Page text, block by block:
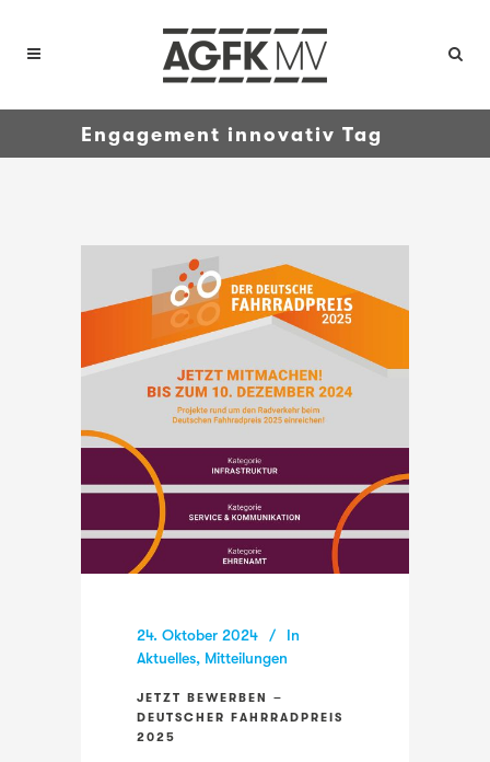
Engagement innovativ Tag
24. Oktober 2024
In
Aktuelles, Mitteilungen
JETZT BEWERBEN –
DEUTSCHER FAHRRADPREIS
2025